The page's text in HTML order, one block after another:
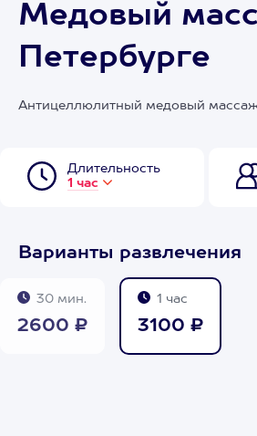
Медовый
Петербурге
Антицеллюлитный медовый
Длительность
1 час
Варианты развлечения
30 мин.
2600 ₽
1 час
3100 ₽